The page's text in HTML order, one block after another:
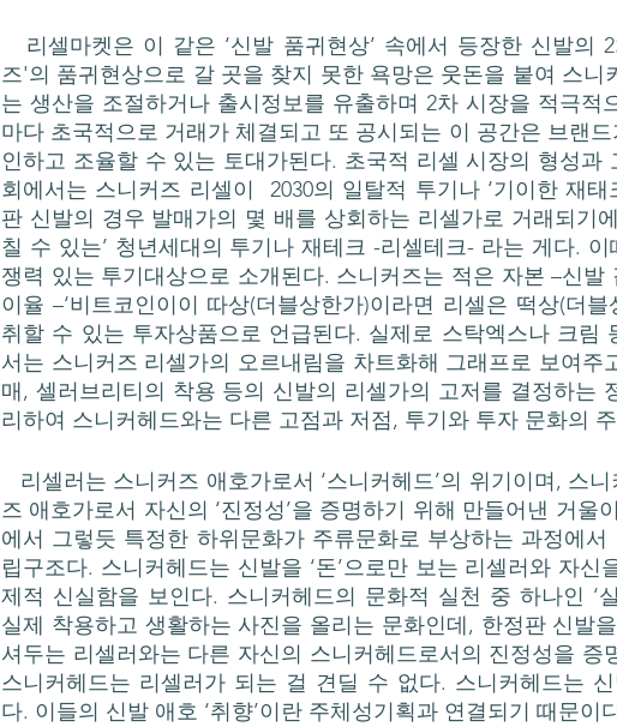
즈'의 품귀현상으로 갈 곳을 찾지 못한 욕망은 웃돈을 붙여 스니
는 생산을 조절하거나 출시정보를 유출하며 2차 시장을 적극적
마다 초국적으로 거래가 체결되고 또 공시되는 이 공간은 브랜
인하고 조율할 수 있는 토대가된다. 초국적 리셀 시장의 형성과
회에서는 스니커즈 리셀이  2030의 일탈적 투기나 ‘기이한 재
판 신발의 경우 발매가의 몇 배를 상회하는 리셀가로 거래되기
칠 수 있는’ 청년세대의 투기나 재테크 -리셀테크- 라는 게다.
쟁력 있는 투기대상으로 소개된다. 스니커즈는 적은 자본 –신
이율 –‘비트코인이이 따상(더블상한가)이라면 리셀은 떡상(더
취할 수 있는 투자상품으로 언급된다. 실제로 스탁엑스나 크림
서는 스니커즈 리셀가의 오르내림을 차트화해 그래프로 보여주
매, 셀러브리티의 착용 등의 신발의 리셀가의 고저를 결정하는
리하여 스니커헤드와는 다른 고점과 저점, 투기와 투자 문화의
즈 애호가로서 자신의 ‘진정성’을 증명하기 위해 만들어낸 거울
에서 그렇듯 특정한 하위문화가 주류문화로 부상하는 과정에
립구조다. 스니커헤드는 신발을 ‘돈’으로만 보는 리셀러와 자신
제적 신실함을 보인다. 스니커헤드의 문화적 실천 중 하나인 ‘
실제 착용하고 생활하는 사진을 올리는 문화인데, 한정판 신발
셔두는 리셀러와는 다른 자신의 스니커헤드로서의 진정성을 증
스니커헤드는 리셀러가 되는 걸 견딜 수 없다. 스니커헤드는 신
다. 이들의 신발 애호 ‘취향’이란 주체성기획과 연결되기 때문이